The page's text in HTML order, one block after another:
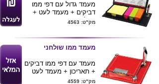
מעמד גדול עם דפי ממו
דביקים + מעמד לעט +
דיגלונים ותאריכון בכריכה
21x10.5x3 ס"מ
מק"ט: 4563
מעמד ממו שולחני
מעמד עם דפי ממו דביקים
+ תאריכון + מעמד לעט
בכריכה דמוי עור. בצבעים:
מק"ט: 4559